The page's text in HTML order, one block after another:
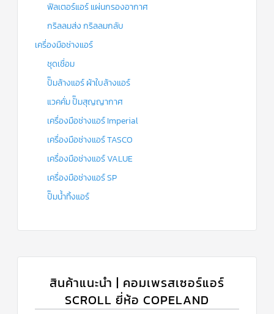
ฟิลเตอร์แอร์ แผ่นกรองอากาศ
กริลลมส่ง กริลลมกลับ
เครื่องมือช่างแอร์
ชุดเชื่อม
ปั๊มล้างแอร์ ผ้าใบล้างแอร์
แวคคั่ม ปั๊มสุญญากาศ
เครื่องมือช่างแอร์ Imperial
เครื่องมือช่างแอร์ TASCO
เครื่องมือช่างแอร์ VALUE
เครื่องมือช่างแอร์ SP
ปั๊มน้ำทิ้งแอร์
สินค้าแนะนำ | คอมเพรสเซอร์แอร์
SCROLL ยี่ห้อ COPELAND